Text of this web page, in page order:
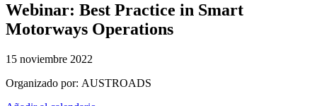
Webinar: Best Practice in Smart
Motorways Operations
15 noviembre 2022
Organizado por: AUSTROADS